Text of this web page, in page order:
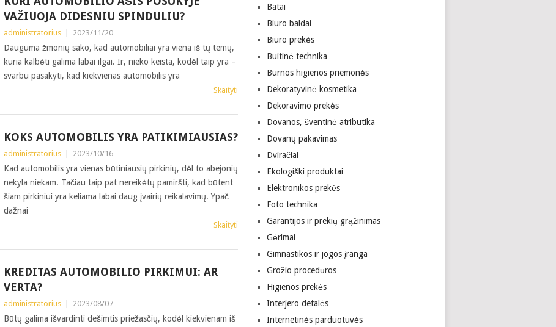
VAŽIUOJA DIDESNIU SPINDULIU?
administratorius 2023/11/20
Dauguma žmonių sako, kad automobiliai yra viena iš tų temų,
kuria kalbėti galima labai ilgai. Ir, nieko keista, kodėl taip yra –
svarbu pasakyti, kad kiekvienas automobilis yra
Skaityti
KOKS AUTOMOBILIS YRA PATIKIMIAUSIAS?
administratorius 2023/10/16
Kad automobilis yra vienas būtiniausių pirkinių, dėl to abejonių
nekyla niekam. Tačiau taip pat nereikėtų pamiršti, kad būtent
šiam pirkiniui yra keliama labai daug įvairių reikalavimų. Ypač
dažnai
Skaityti
KREDITAS AUTOMOBILIO PIRKIMUI: AR
VERTA?
administratorius 2023/08/07
Būtų galima išvardinti dešimtis priežasčių, kodėl kiekvienam iš
Batai
Biuro baldai
Biuro prekės
Buitinė technika
Burnos higienos priemonės
Dekoratyvinė kosmetika
Dekoravimo prekės
Dovanos, šventinė atributika
Dovanų pakavimas
Dviračiai
Ekologiški produktai
Elektronikos prekės
Foto technika
Garantijos ir prekių grąžinimas
Gėrimai
Gimnastikos ir jogos įranga
Grožio procedūros
Higienos prekės
Interjero detalės
Internetinės parduotuvės